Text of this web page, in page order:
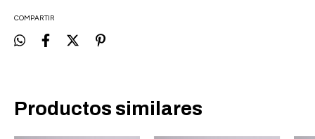
COMPARTIR
Productos similares